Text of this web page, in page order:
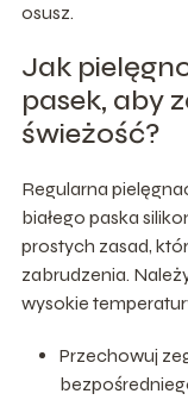
osusz.
Jak
pasek, aby
świeżość?
Regularna
białego paska
prostych zasad,
zabrudzenia.
wysokie
Przechowuj